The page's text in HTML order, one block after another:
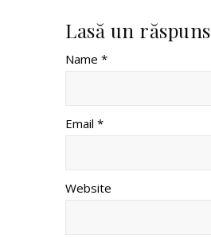
Lasă un răspuns
Name *
Email *
Website